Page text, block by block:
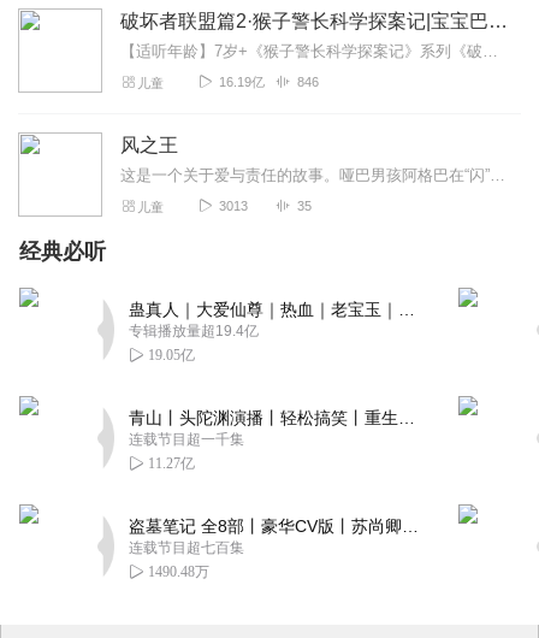
破坏者联盟篇2·猴子警长科学探案记|宝宝巴士故事
【适听年龄】7岁+《猴子警长科学探案记》系列《破坏者联盟篇1·猴子警长科学探案记》>>>《破坏者联盟篇2·猴子警长科学探案记》>>>《破坏者联盟篇3·猴子警长科...
儿童 16.19亿 846
风之王
这是一个关于爱与责任的故事。哑巴男孩阿格巴在“闪”出生时许下诺言：“我的名字叫阿格巴。巴和爸的发音差不多，我就是你的爸爸，闪，等你长大了，大家都会对你鞠躬，你会...
儿童 3013 35
经典必听
专辑播放量超19.4亿
19.05亿
连载节目超一千集
11.27亿
连载节目超七百集
1490.48万